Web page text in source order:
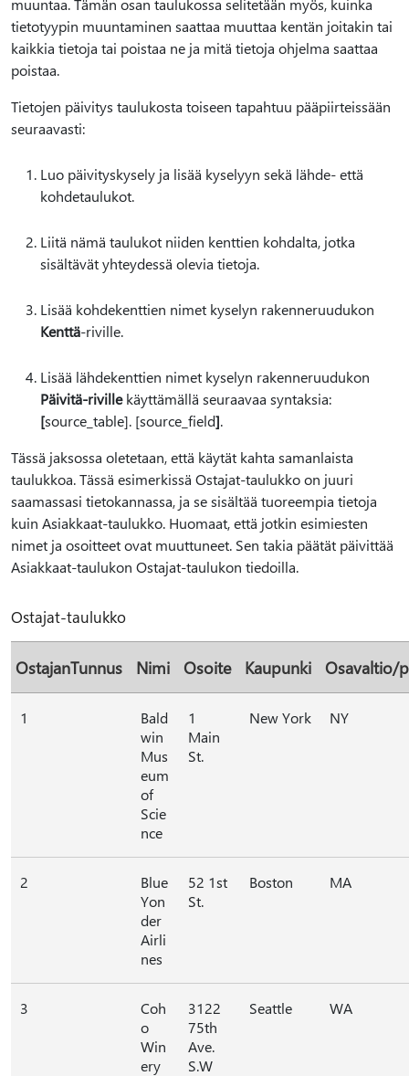
muuntaa. Tämän osan taulukossa selitetään myös, kuinka
tietotyypin muuntaminen saattaa muuttaa kentän joitakin tai
kaikkia tietoja tai poistaa ne ja mitä tietoja ohjelma saattaa
poistaa.
Tietojen päivitys taulukosta toiseen tapahtuu pääpiirteissään
seuraavasti:
Luo päivityskysely ja lisää kyselyyn sekä lähde- että
kohdetaulukot.
Liitä nämä taulukot niiden kenttien kohdalta, jotka
sisältävät yhteydessä olevia tietoja.
Lisää kohdekenttien nimet kyselyn rakenneruudukon
Kenttä-riville.
Lisää lähdekenttien nimet kyselyn rakenneruudukon
Päivitä-rivillekäyttämällä seuraavaa syntaksia:
[source_table]. [source_field].
Tässä jaksossa oletetaan, että käytät kahta samanlaista
taulukkoa. Tässä esimerkissä Ostajat-taulukko on juuri
saamassasi tietokannassa, ja se sisältää tuoreempia tietoja
kuin Asiakkaat-taulukko. Huomaat, että jotkin esimiesten
nimet ja osoitteet ovat muuttuneet. Sen takia päätät päivittää
Asiakkaat-taulukon Ostajat-taulukon tiedoilla.
Ostajat-taulukko
OstajanTunnus Nimi Osoite Kaupunki Osavaltio/
1
Bald
win
Mus
eum
of
Scie
nce
1
Main
St.
New York NY
2
Blue
Yon
der
Airli
nes
52 1st
St.
Boston MA
3
Coh
o
Win
ery
3122
75th
Ave.
S.W
Seattle WA